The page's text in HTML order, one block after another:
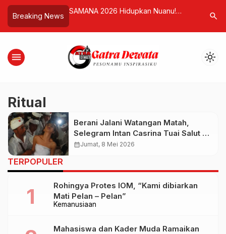
Breaking News
RI, Kantah
Komitmen
Bebas
SAMANA 2026 Hidupkan Nuanu!
Edukasi, Hiburan, dan Kreativitas
sebagai
search
menu light_mode
Ritual
Berani Jalani Watangan Matah,
Selegram Intan Casrina Tuai Salut di
Prosesi Sakral Calonarang Pura
calendar_monthJumat, 8 Mei 2026
TERPOPULER
Kemanusiaan
Rohingya Protes IOM, “Kami dibiarkan
Mati Pelan – Pelan”
Mahasiswa dan Kader Muda Ramaikan